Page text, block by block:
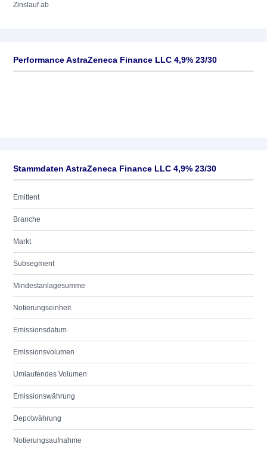
Zinslauf ab
Performance AstraZeneca Finance LLC 4,9% 23/30
Stammdaten AstraZeneca Finance LLC 4,9% 23/30
Emittent
Branche
Markt
Subsegment
Mindestanlagesumme
Notierungseinheit
Emissionsdatum
Emissionsvolumen
Umlaufendes Volumen
Emissionswährung
Depotwährung
Notierungsaufnahme